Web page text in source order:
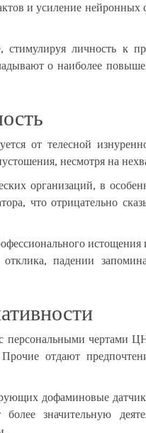
и усиление
стимулируя личность
о наиболее
от телесной
несмотря на
организаций, в
что отрицательно
падении
персональными чертами
отдают
дофаминовые
значительную